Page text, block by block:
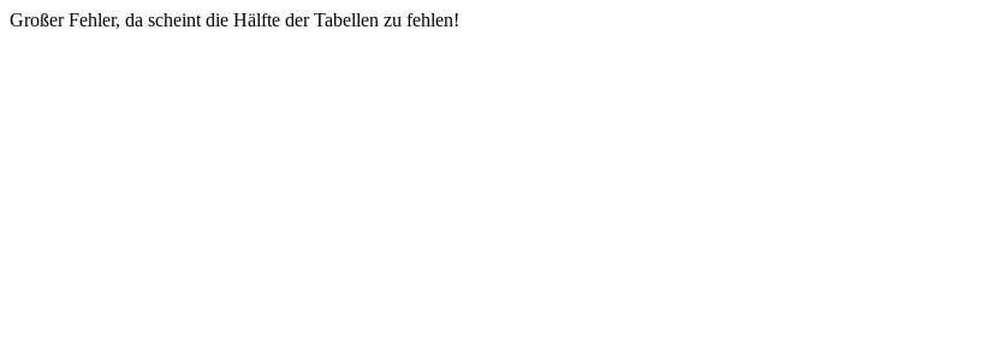
Großer Fehler, da scheint die Hälfte der Tabellen zu fehlen!